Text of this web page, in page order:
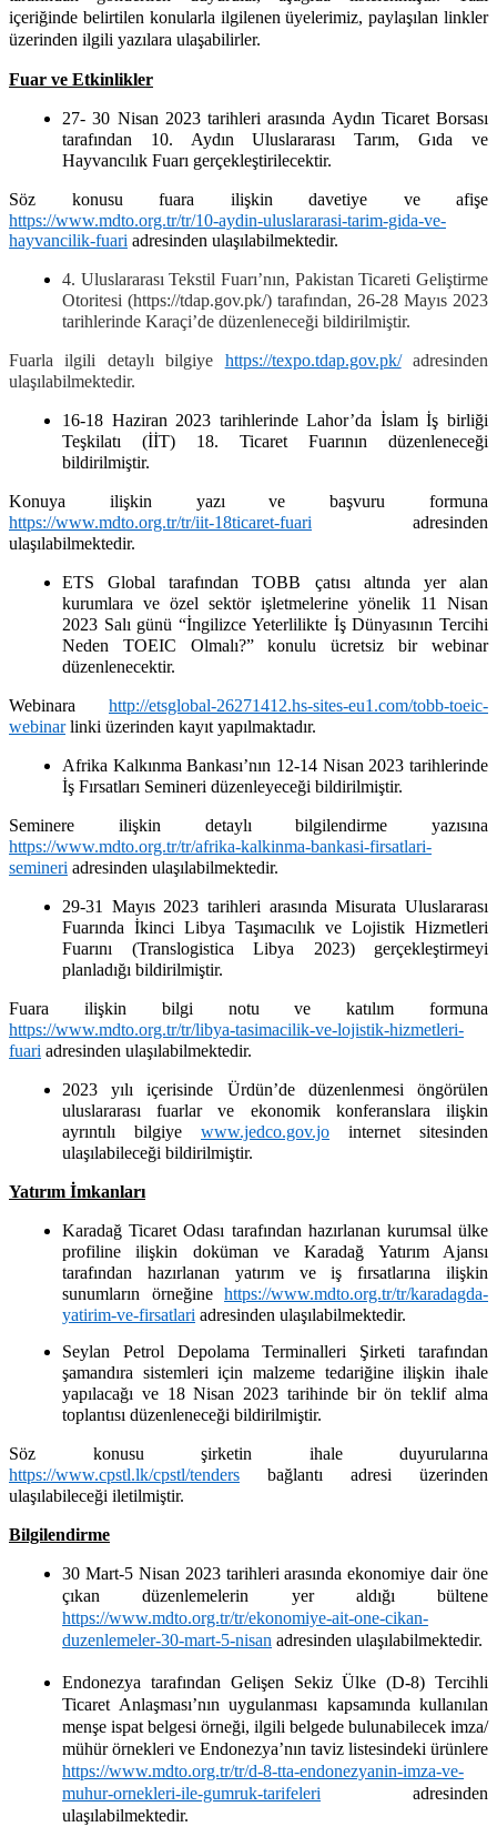
içeriğinde belirtilen konularla ilgilenen üyelerimiz, paylaşılan linkler
üzerinden ilgili yazılara ulaşabilirler.
Fuar ve Etkinlikler
27- 30 Nisan 2023 tarihleri arasında Aydın Ticaret Borsası
tarafından 10. Aydın Uluslararası Tarım, Gıda ve
Hayvancılık Fuarı gerçekleştirilecektir.
Söz konusu fuara ilişkin davetiye ve afişe
https://www.mdto.org.tr/tr/10-aydin-uluslararasi-tarim-gida-ve-
hayvancilik-fuari adresinden ulaşılabilmektedir.
4. Uluslararası Tekstil Fuarı’nın, Pakistan Ticareti Geliştirme
Otoritesi (https://tdap.gov.pk/) tarafından, 26-28 Mayıs 2023
tarihlerinde Karaçi’de düzenleneceği bildirilmiştir.
Fuarla ilgili detaylı bilgiye https://texpo.tdap.gov.pk/adresinden
ulaşılabilmektedir.
16-18 Haziran 2023 tarihlerinde Lahor’da İslam İş birliği
Teşkilatı (İİT) 18. Ticaret Fuarının düzenleneceği
bildirilmiştir.
Konuya ilişkin yazı ve başvuru formuna
https://www.mdto.org.tr/tr/iit-18ticaret-fuari adresinden
ulaşılabilmektedir.
ETS Global tarafından TOBB çatısı altında yer alan
kurumlara ve özel sektör işletmelerine yönelik 11 Nisan
2023 Salı günü “İngilizce Yeterlilikte İş Dünyasının Tercihi
Neden TOEIC Olmalı?” konulu ücretsiz bir webinar
düzenlenecektir.
Webinara http://etsglobal-26271412.hs-sites-eu1.com/tobb-toeic-
webinarlinki üzerinden kayıt yapılmaktadır.
Afrika Kalkınma Bankası’nın 12-14 Nisan 2023 tarihlerinde
İş Fırsatları Semineri düzenleyeceği bildirilmiştir.
Seminere ilişkin detaylı bilgilendirme yazısına
https://www.mdto.org.tr/tr/afrika-kalkinma-bankasi-firsatlari-
semineri adresinden ulaşılabilmektedir.
29-31 Mayıs 2023 tarihleri arasında Misurata Uluslararası
Fuarında İkinci Libya Taşımacılık ve Lojistik Hizmetleri
Fuarını (Translogistica Libya 2023) gerçekleştirmeyi
planladığı bildirilmiştir.
Fuara ilişkin bilgi notu ve katılım formuna
https://www.mdto.org.tr/tr/libya-tasimacilik-ve-lojistik-hizmetleri-
fuari adresinden ulaşılabilmektedir.
2023 yılı içerisinde Ürdün’de düzenlenmesi öngörülen
uluslararası fuarlar ve ekonomik konferanslara ilişkin
ayrıntılı bilgiye www.jedco.gov.jo internet sitesinden
ulaşılabileceği bildirilmiştir.
Yatırım İmkanları
Karadağ Ticaret Odası tarafından hazırlanan kurumsal ülke
profiline ilişkin doküman ve Karadağ Yatırım Ajansı
tarafından hazırlanan yatırım ve iş fırsatlarına ilişkin
sunumların örneğine https://www.mdto.org.tr/tr/karadagda-
yatirim-ve-firsatlari adresinden ulaşılabilmektedir.
Seylan Petrol Depolama Terminalleri Şirketi tarafından
şamandıra sistemleri için malzeme tedariğine ilişkin ihale
yapılacağı ve 18 Nisan 2023 tarihinde bir ön teklif alma
toplantısı düzenleneceği bildirilmiştir.
Söz konusu şirketin ihale duyurularına
https://www.cpstl.lk/cpstl/tenders bağlantı adresi üzerinden
ulaşılabileceği iletilmiştir.
Bilgilendirme
30 Mart-5 Nisan 2023 tarihleri arasında ekonomiye dair öne
çıkan düzenlemelerin yer aldığı bültene
https://www.mdto.org.tr/tr/ekonomiye-ait-one-cikan-
duzenlemeler-30-mart-5-nisan adresinden ulaşılabilmektedir.
Endonezya tarafından Gelişen Sekiz Ülke (D-8) Tercihli
Ticaret Anlaşması’nın uygulanması kapsamında kullanılan
menşe ispat belgesi örneği, ilgili belgede bulunabilecek imza/
mühür örnekleri ve Endonezya’nın taviz listesindeki ürünlere
https://www.mdto.org.tr/tr/d-8-tta-endonezyanin-imza-ve-
muhur-ornekleri-ile-gumruk-tarifeleri adresinden
ulaşılabilmektedir.